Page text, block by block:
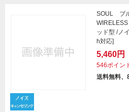
SOUL ブ
ッド型 /ノ
h対応]
5,460円
546ポイン
送料無料、